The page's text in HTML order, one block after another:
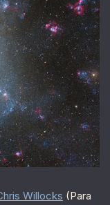
Willocks (Para